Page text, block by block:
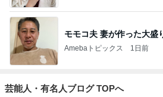
モモコ夫 妻が作った大盛
Amebaトピックス 1日前
芸能人・有名人ブログ TOPへ